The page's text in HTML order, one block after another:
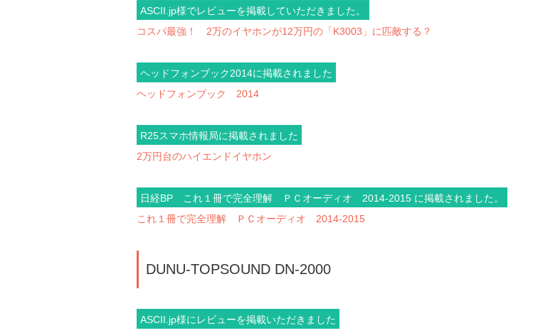
ASCII.jp様でレビューを掲載していただきました。
コスパ最強！ 2万のイヤホンが12万円の「K3003」に匹敵する？
ヘッドフォンブック2014に掲載されました
ヘッドフォンブック 2014
R25スマホ情報局に掲載されました
2万円台のハイエンドイヤホン
日経BP これ１冊で完全理解 ＰＣオーディオ 2014-2015 に掲載されました。
これ１冊で完全理解 ＰＣオーディオ 2014-2015
DUNU-TOPSOUND DN-2000
ASCII.jp様にレビューを掲載いただきました